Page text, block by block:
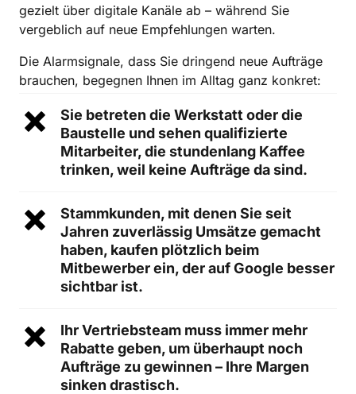
gezielt über digitale Kanäle ab – während Sie
vergeblich auf neue Empfehlungen warten.
Die Alarmsignale, dass Sie dringend neue Aufträge
brauchen, begegnen Ihnen im Alltag ganz konkret:
Sie betreten die Werkstatt oder die
Baustelle und sehen qualifizierte
Mitarbeiter, die stundenlang Kaffee
trinken, weil keine Aufträge da sind.
Stammkunden, mit denen Sie seit
Jahren zuverlässig Umsätze gemacht
haben, kaufen plötzlich beim
Mitbewerber ein, der auf Google besser
sichtbar ist.
Ihr Vertriebsteam muss immer mehr
Rabatte geben, um überhaupt noch
Aufträge zu gewinnen – Ihre Margen
sinken drastisch.